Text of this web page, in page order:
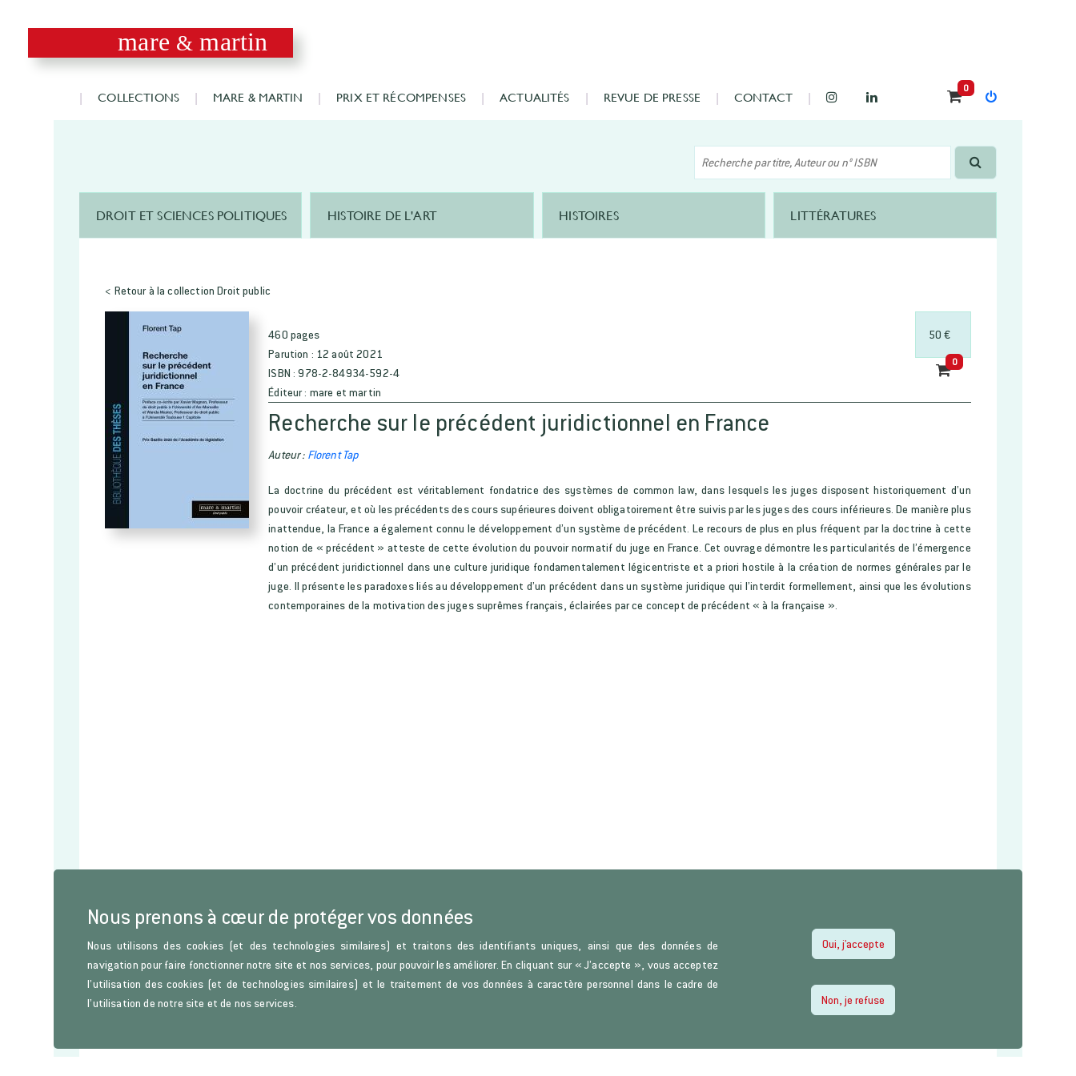
mare & martin
COLLECTIONS MARE & MARTIN PRIX ET RÉCOMPENSES ACTUALITÉS REVUE DE PRESSE CONTACT
0
DROIT ET SCIENCES POLITIQUES HISTOIRE DE L'ART HISTOIRES LITTÉRATURES
< Retour à la collection Droit public
460 pages
Parution : 12 août 2021
ISBN : 978-2-84934-592-4
Éditeur : mare et martin
50 €
0
Recherche sur le précédent juridictionnel en France
Auteur : Florent Tap
La doctrine du précédent est véritablement fondatrice des systèmes de common law, dans lesquels les juges disposent historiquement d’un
pouvoir créateur, et où les précédents des cours supérieures doivent obligatoirement être suivis par les juges des cours inférieures. De manière plus
inattendue, la France a également connu le développement d’un système de précédent. Le recours de plus en plus fréquent par la doctrine à cette
notion de « précédent » atteste de cette évolution du pouvoir normatif du juge en France. Cet ouvrage démontre les particularités de l’émergence
d’un précédent juridictionnel dans une culture juridique fondamentalement légicentriste et a priori hostile à la création de normes générales par le
juge. Il présente les paradoxes liés au développement d’un précédent dans un système juridique qui l’interdit formellement, ainsi que les évolutions
contemporaines de la motivation des juges suprêmes français, éclairées par ce concept de précédent « à la française ».
Nous prenons à cœur de protéger vos données
Nous utilisons des cookies (et des technologies similaires) et traitons des identifiants uniques, ainsi que des données de
navigation pour faire fonctionner notre site et nos services, pour pouvoir les améliorer. En cliquant sur « J’accepte », vous acceptez
l’utilisation des cookies (et de technologies similaires) et le traitement de vos données à caractère personnel dans le cadre de
l’utilisation de notre site et de nos services.
Oui, j'accepte
Non, je refuse